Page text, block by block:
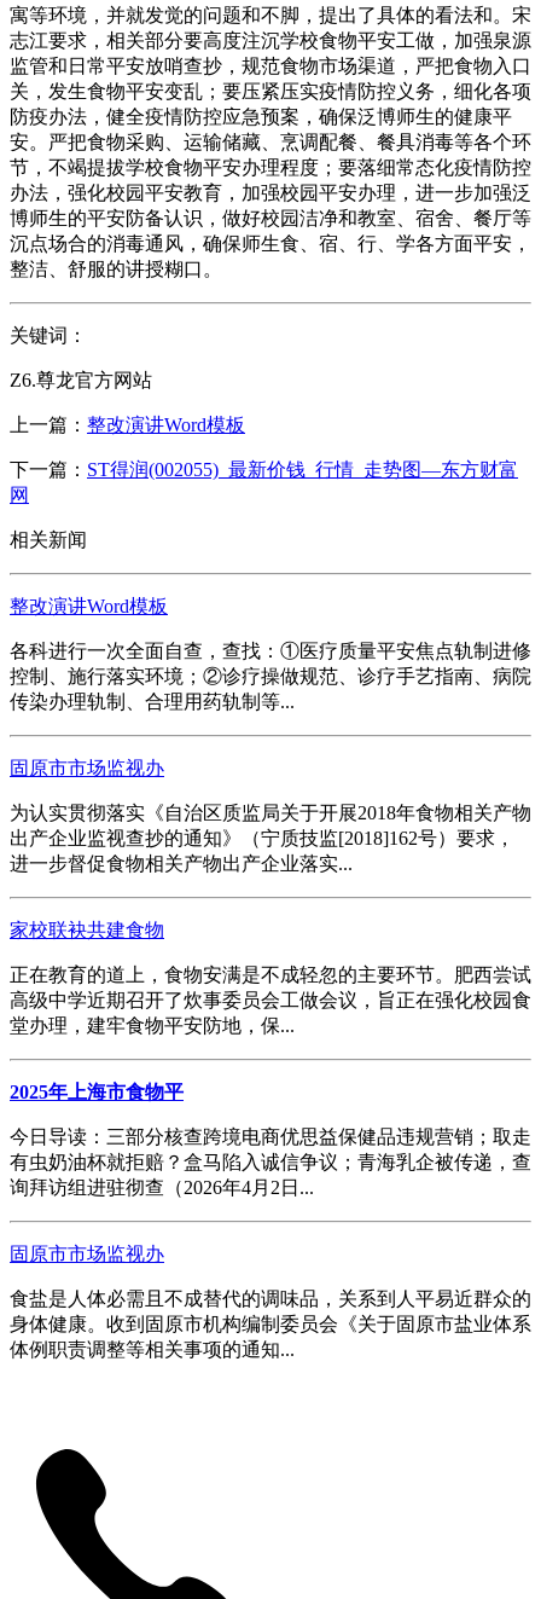
寓等环境，并就发觉的问题和不脚，提出了具体的看法和。宋
志江要求，相关部分要高度注沉学校食物平安工做，加强泉源
监管和日常平安放哨查抄，规范食物市场渠道，严把食物入口
关，发生食物平安变乱；要压紧压实疫情防控义务，细化各项
防疫办法，健全疫情防控应急预案，确保泛博师生的健康平
安。严把食物采购、运输储藏、烹调配餐、餐具消毒等各个环
节，不竭提拔学校食物平安办理程度；要落细常态化疫情防控
办法，强化校园平安教育，加强校园平安办理，进一步加强泛
博师生的平安防备认识，做好校园洁净和教室、宿舍、餐厅等
沉点场合的消毒通风，确保师生食、宿、行、学各方面平安，
整洁、舒服的讲授糊口。
关键词：
Z6.尊龙官方网站
上一篇： 整改演讲Word模板
下一篇： ST得润(002055)_最新价钱_行情_走势图—东方财富
网
相关新闻
整改演讲Word模板
各科进行一次全面自查，查找：①医疗质量平安焦点轨制进修
控制、施行落实环境；②诊疗操做规范、诊疗手艺指南、病院
传染办理轨制、合理用药轨制等...
固原市市场监视办
为认实贯彻落实《自治区质监局关于开展2018年食物相关产物
出产企业监视查抄的通知》（宁质技监[2018]162号）要求，
进一步督促食物相关产物出产企业落实...
家校联袂共建食物
正在教育的道上，食物安满是不成轻忽的主要环节。肥西尝试
高级中学近期召开了炊事委员会工做会议，旨正在强化校园食
堂办理，建牢食物平安防地，保...
2025年上海市食物平
今日导读：三部分核查跨境电商优思益保健品违规营销；取走
有虫奶油杯就拒赔？盒马陷入诚信争议；青海乳企被传递，查
询拜访组进驻彻查（2026年4月2日...
固原市市场监视办
食盐是人体必需且不成替代的调味品，关系到人平易近群众的
身体健康。收到固原市机构编制委员会《关于固原市盐业体系
体例职责调整等相关事项的通知...